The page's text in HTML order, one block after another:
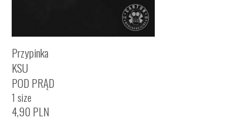
Przypinka
KSU
POD PRĄD
1 size
4,90 PLN